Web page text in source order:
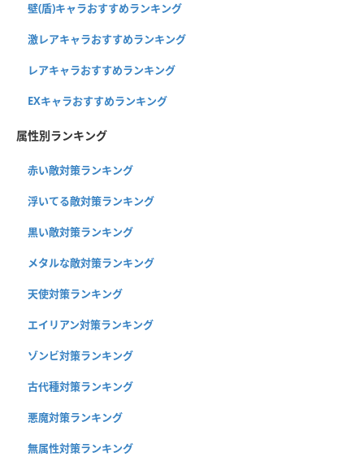
壁(盾)キャラおすすめランキング
激レアキャラおすすめランキング
レアキャラおすすめランキング
EXキャラおすすめランキング
属性別ランキング
赤い敵対策ランキング
浮いてる敵対策ランキング
黒い敵対策ランキング
メタルな敵対策ランキング
天使対策ランキング
エイリアン対策ランキング
ゾンビ対策ランキング
古代種対策ランキング
悪魔対策ランキング
無属性対策ランキング